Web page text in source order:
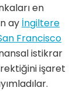
en
ay İngiltere
Francisco
istikrar
işaret